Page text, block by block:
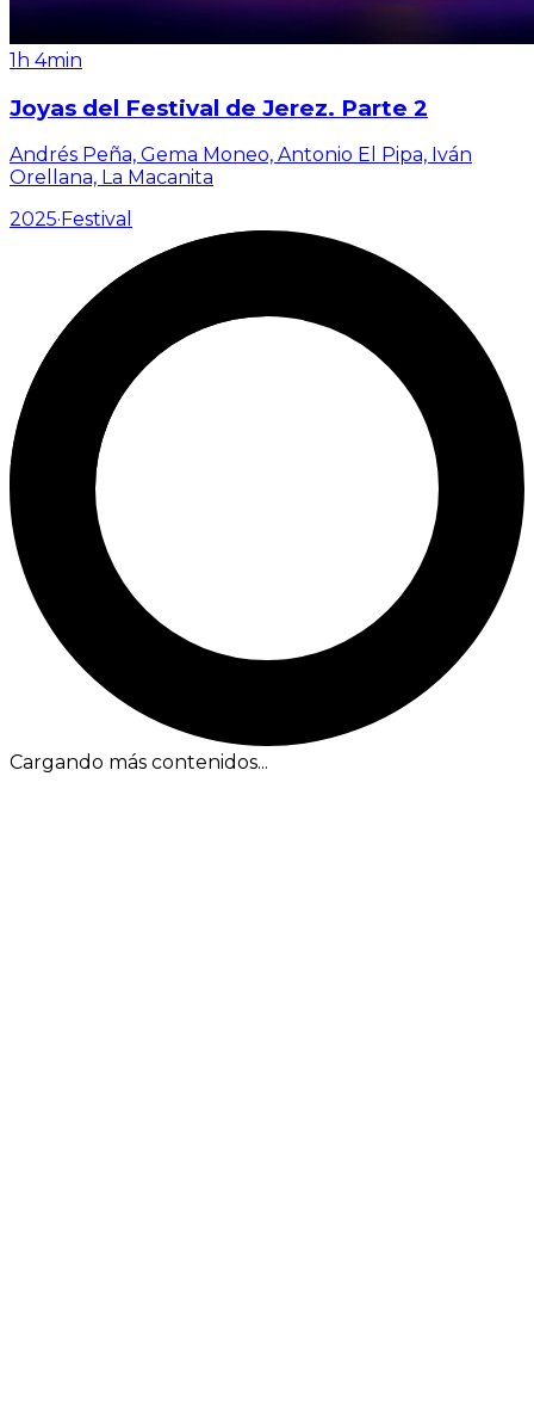
1h 4min
Joyas del Festival de Jerez. Parte 2
Andrés Peña, Gema Moneo, Antonio El Pipa, Iván
Orellana, La Macanita
2025· Festival
Cargando más contenidos...